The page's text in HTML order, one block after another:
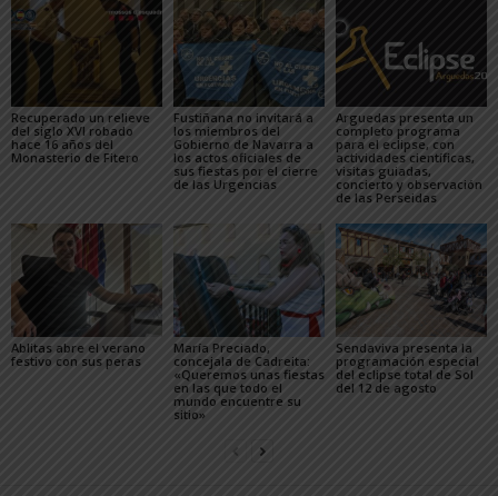
Recuperado un relieve
del siglo XVI robado
hace 16 años del
Monasterio de Fitero
Fustiñana no invitará a
los miembros del
Gobierno de Navarra a
los actos oficiales de
sus fiestas por el cierre
de las Urgencias
Arguedas presenta un
completo programa
para el eclipse, con
actividades científicas,
visitas guiadas,
concierto y observación
de las Perseidas
Ablitas abre el verano
festivo con sus peras
María Preciado,
concejala de Cadreita:
«Queremos unas fiestas
en las que todo el
mundo encuentre su
sitio»
Sendaviva presenta la
programación especial
del eclipse total de Sol
del 12 de agosto